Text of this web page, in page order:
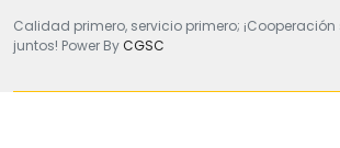
Calidad primero, servicio primero; ¡Cooperación
juntos! Power ByCGSC